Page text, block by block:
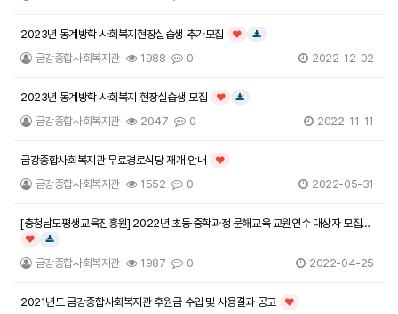
2023년 동계방학 사회복지현장실습생 추가모집 인기글다운로드
금강종합사회복지관 1988 0 2022-12-02
2023년 동계방학 사회복지 현장실습생 모집 인기글다운로드
금강종합사회복지관 2047 0 2022-11-11
금강종합사회복지관 무료경로식당 재개 안내 인기글
금강종합사회복지관 1552 0 2022-05-31
[충청남도평생교육진흥원] 2022년 초등·중학과정 문해교육 교원연수 대상자 모집
안내인기글다운로드
금강종합사회복지관 1987 0 2022-04-25
2021년도 금강종합사회복지관 후원금 수입 및 사용결과 공고 인기글